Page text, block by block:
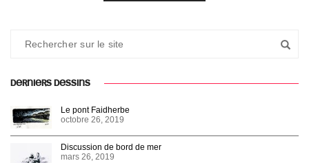
DERNIERS DESSINS
Le pont Faidherbe
octobre 26, 2019
Discussion de bord de mer
mars 26, 2019